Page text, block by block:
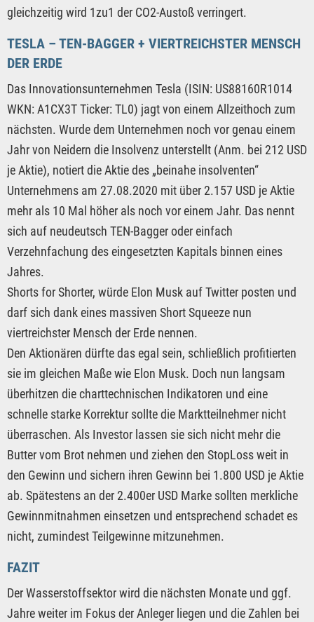
gleichzeitig wird 1zu1 der CO2-Austoß verringert.
TESLA – TEN-BAGGER + VIERTREICHSTER MENSCH
DER ERDE
Das Innovationsunternehmen Tesla (ISIN: US88160R1014
WKN: A1CX3T Ticker: TL0) jagt von einem Allzeithoch zum
nächsten. Wurde dem Unternehmen noch vor genau einem
Jahr von Neidern die Insolvenz unterstellt (Anm. bei 212 USD
je Aktie), notiert die Aktie des „beinahe insolventen“
Unternehmens am 27.08.2020 mit über 2.157 USD je Aktie
mehr als 10 Mal höher als noch vor einem Jahr. Das nennt
sich auf neudeutsch TEN-Bagger oder einfach
Verzehnfachung des eingesetzten Kapitals binnen eines
Jahres.
Shorts for Shorter, würde Elon Musk auf Twitter posten und
darf sich dank eines massiven Short Squeeze nun
viertreichster Mensch der Erde nennen.
Den Aktionären dürfte das egal sein, schließlich profitierten
sie im gleichen Maße wie Elon Musk. Doch nun langsam
überhitzen die charttechnischen Indikatoren und eine
schnelle starke Korrektur sollte die Marktteilnehmer nicht
überraschen. Als Investor lassen sie sich nicht mehr die
Butter vom Brot nehmen und ziehen den StopLoss weit in
den Gewinn und sichern ihren Gewinn bei 1.800 USD je Aktie
ab. Spätestens an der 2.400er USD Marke sollten merkliche
Gewinnmitnahmen einsetzen und entsprechend schadet es
nicht, zumindest Teilgewinne mitzunehmen.
FAZIT
Der Wasserstoffsektor wird die nächsten Monate und ggf.
Jahre weiter im Fokus der Anleger liegen und die Zahlen bei